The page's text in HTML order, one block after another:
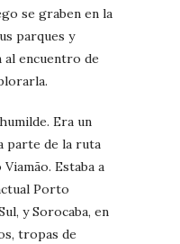
se graben en la
parques y
al encuentro de
Era un
parte de la ruta
Estaba a
Porto
y Sorocaba, en
tropas de